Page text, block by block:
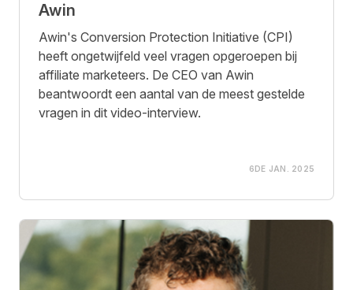
Awin
Awin's Conversion Protection Initiative (CPI)
heeft ongetwijfeld veel vragen opgeroepen bij
affiliate marketeers. De CEO van Awin
beantwoordt een aantal van de meest gestelde
vragen in dit video-interview.
6DE JAN. 2025